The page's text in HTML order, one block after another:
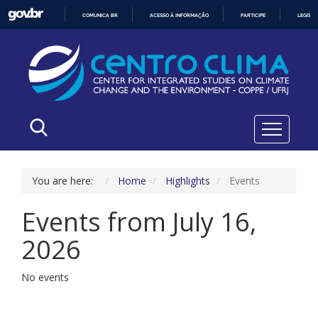
O
CONTEÚDO
COMUNICA BR ACESSO À INFORMAÇÃO PARTICIPE
You are here: Home Highlights Events
Events from July 16,
2026
No events